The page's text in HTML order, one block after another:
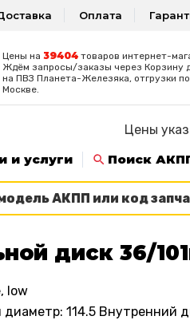
Оплата
Цены на 39404товаров интернет-
Ждём запросы/заказы через Корзину
на ПВЗ Планета-Железяка, отгрузки
Москве.
Цены
и услуги
Поиск
диск 36/
low
114.5 Внутренний